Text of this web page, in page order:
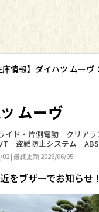
庫情報】ダイハツ ムーヴ
ムーヴ
イド・片側電動 クリア
盗難防止システム
| 最終更新 2026/06/05
をブザーでお知ら